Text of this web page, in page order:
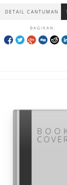
DETAIL CANTUMAN
BAGIKAN: